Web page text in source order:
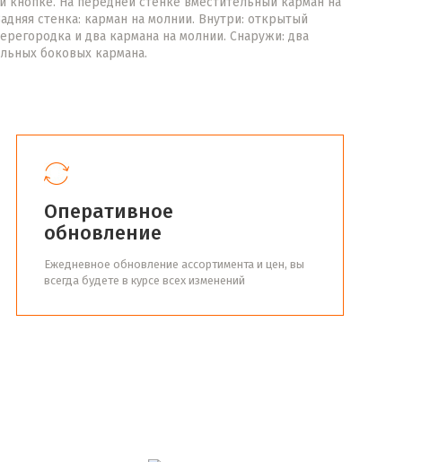
стенка: карман на молнии. Внутри: открытый
и два кармана на молнии. Снаружи: два
боковых кармана.
Оперативное
обновление
Ежедневное обновление ассортимента и цен, вы
всегда будете в курсе всех изменений